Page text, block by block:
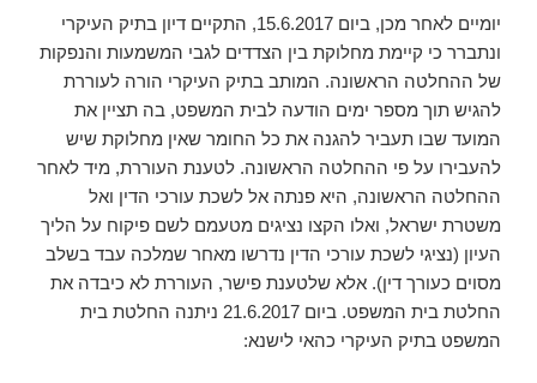
יומיים לאחר מכן, ביום 15.6.2017, התקיים דיון בתיק העיקרי
ונתברר כי קיימת מחלוקת בין הצדדים לגבי המשמעות והנפקות
של ההחלטה הראשונה. המותב בתיק העיקרי הורה לעוררת
להגיש תוך מספר ימים הודעה לבית המשפט, בה תציין את
המועד שבו תעביר להגנה את כל החומר שאין מחלוקת שיש
להעבירו על פי ההחלטה הראשונה. לטענת העוררת, מיד לאחר
ההחלטה הראשונה, היא פנתה אל לשכת עורכי הדין ואל
משטרת ישראל, ואלו הקצו נציגים מטעמם לשם פיקוח על הליך
העיון (נציגי לשכת עורכי הדין נדרשו מאחר שמלכה עבד בשלב
מסוים כעורך דין). אלא שלטענת פישר, העוררת לא כיבדה את
החלטת בית המשפט. ביום 21.6.2017 ניתנה החלטת בית
המשפט בתיק העיקרי כהאי לישנא: